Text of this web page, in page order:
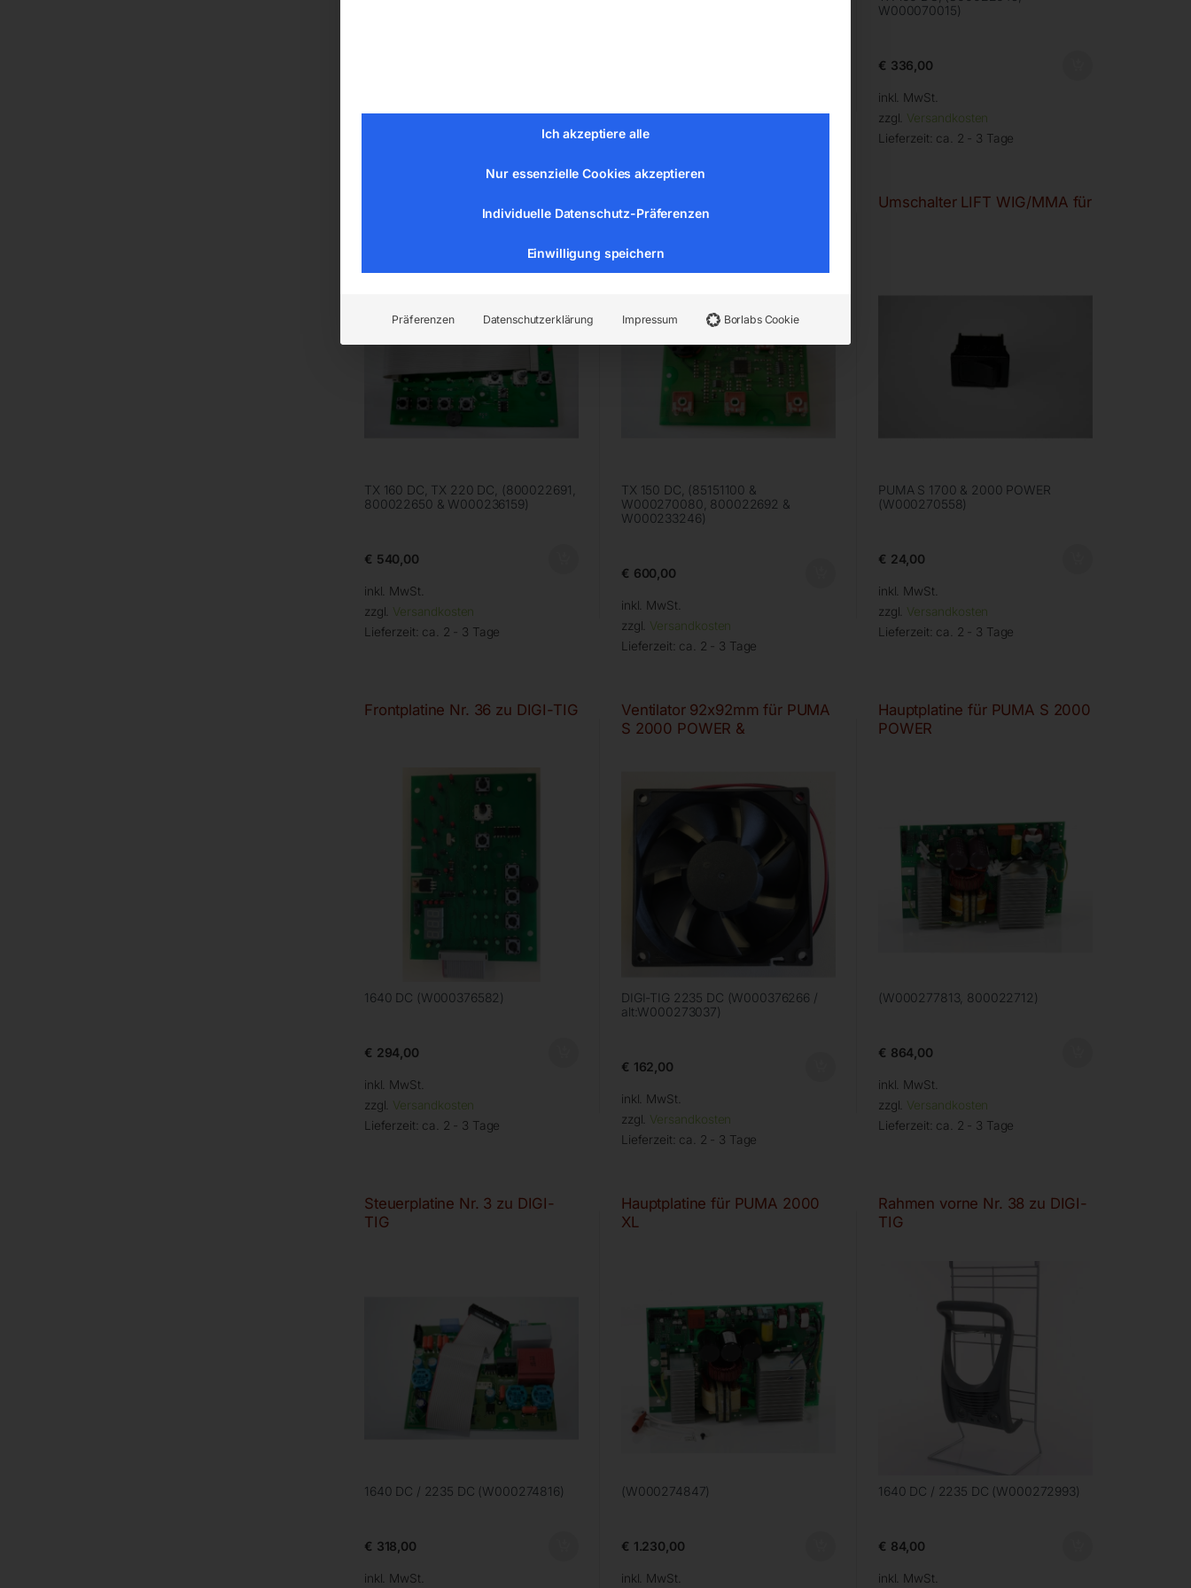
zzgl.Versandkosten
zzgl.Versandkosten
Lieferzeit:
W000070015)
€ 336,00
inkl. MwSt.
zzgl. Versandkosten
Lieferzeit: ca. 2 - 3 Tage
TX 160 DC, TX 220 DC, (800022691,
800022650 & W000236159)
€ 540,00
inkl. MwSt.
zzgl. Versandkosten
Lieferzeit: ca. 2 - 3 Tage
TX 150 DC, (85151100 &
W000270080, 800022692 &
W000233246)
€ 600,00
inkl. MwSt.
zzgl. Versandkosten
Lieferzeit: ca. 2 - 3 Tage
Umschalter LIFT WIG/MMA für
PUMA S 1700 & 2000 POWER
(W000270558)
€ 24,00
inkl. MwSt.
zzgl. Versandkosten
Lieferzeit: ca. 2 - 3 Tage
Frontplatine Nr. 36 zu DIGI-TIG
1640 DC (W000376582)
€ 294,00
inkl. MwSt.
zzgl. Versandkosten
Lieferzeit: ca. 2 - 3 Tage
Ventilator 92x92mm für PUMA
S 2000 POWER &
DIGI-TIG 2235 DC (W000376266 /
alt:W000273037)
€ 162,00
inkl. MwSt.
zzgl. Versandkosten
Lieferzeit: ca. 2 - 3 Tage
Hauptplatine für PUMA S 2000
POWER
(W000277813, 800022712)
€ 864,00
inkl. MwSt.
zzgl. Versandkosten
Lieferzeit: ca. 2 - 3 Tage
Steuerplatine Nr. 3 zu DIGI-
TIG
1640 DC / 2235 DC (W000274816)
€ 318,00
inkl. MwSt.
Hauptplatine für PUMA 2000
XL
(W000274847)
€ 1.230,00
inkl. MwSt.
Rahmen vorne Nr. 38 zu DIGI-
TIG
1640 DC / 2235 DC (W000272993)
€ 84,00
inkl. MwSt.
Ich akzeptiere alle
Nur essenzielle Cookies akzeptieren
Individuelle Datenschutz-Präferenzen
Einwilligung speichern
Präferenzen Datenschutzerklärung Impressum Borlabs Cookie